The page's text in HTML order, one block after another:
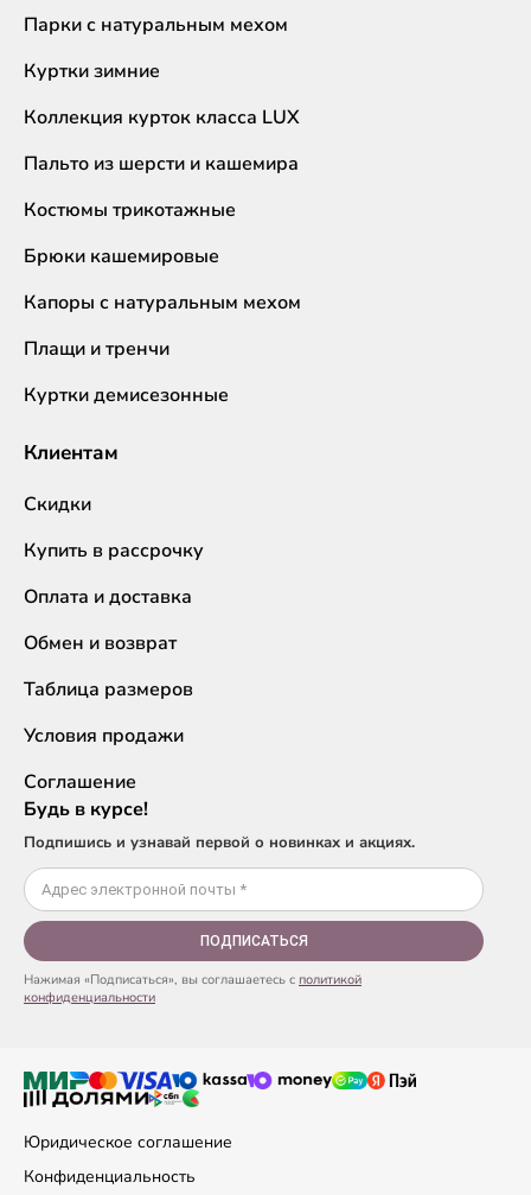
Парки с натуральным мехом
Куртки зимние
Коллекция курток класса LUX
Пальто из шерсти и кашемира
Костюмы трикотажные
Брюки кашемировые
Капоры с натуральным мехом
Плащи и тренчи
Куртки демисезонные
Клиентам
Скидки
Купить в рассрочку
Оплата и доставка
Обмен и возврат
Таблица размеров
Условия продажи
Соглашение
Будь в курсе!
Подпишись и узнавай первой о новинках и акциях.
ПОДПИСАТЬСЯ
Нажимая «Подписаться», вы соглашаетесь с политикой
конфиденциальности
Юридическое соглашение
Конфиденциальность